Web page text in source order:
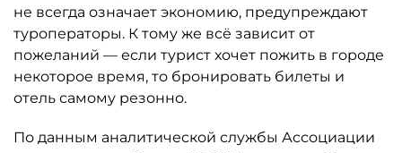
не всегда означает экономию, предупреждают
туроператоры. К тому же всё зависит от
пожеланий — если турист хочет пожить в городе
некоторое время, то бронировать билеты и
отель самому резонно.
По данным аналитической службы Ассоциации